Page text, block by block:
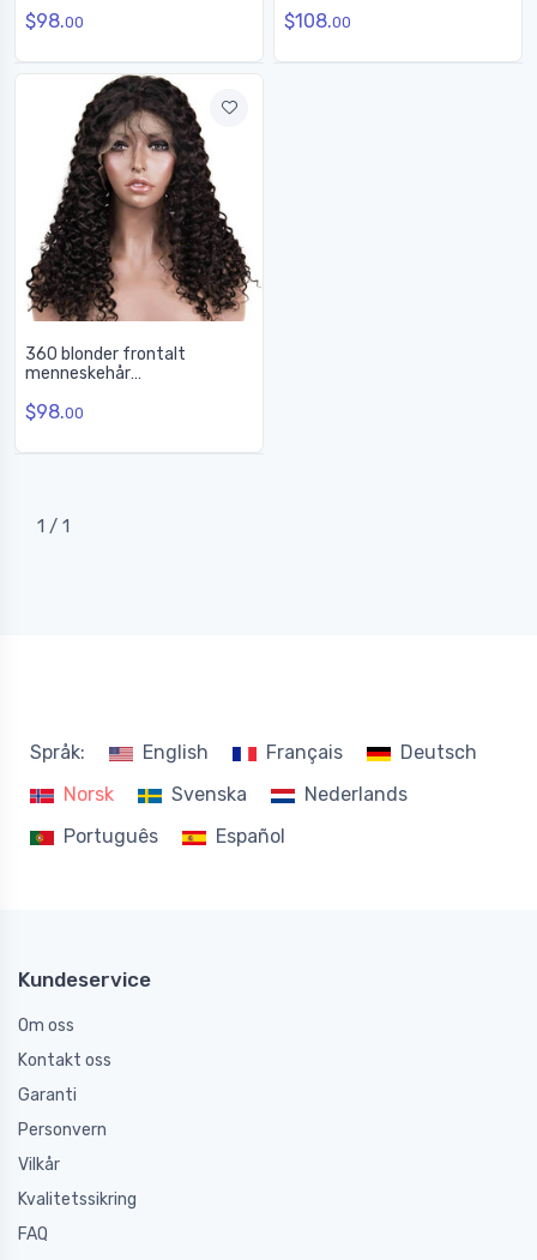
som silke
$98.00
kvinner
$108.00
360 blonder frontalt
menneskehår
tommer glatt
$98.00
1 / 1
Språk: English Français
Deutsch
Norsk
Svenska
Nederlands
Português
Español
Kundeservice
Om oss
Kontakt oss
Garanti
Personvern
Vilkår
Kvalitetssikring
FAQ